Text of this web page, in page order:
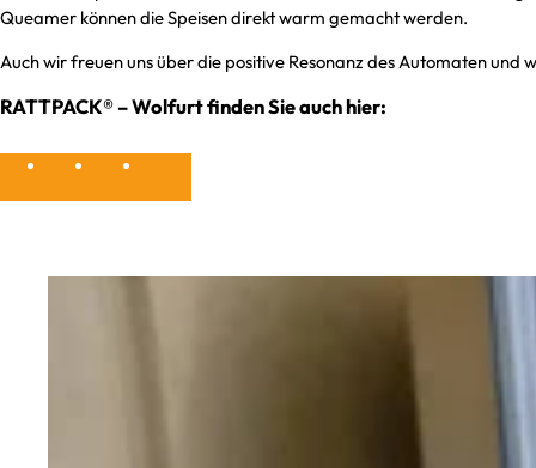
Queamer können die Speisen direkt warm gemacht werden.
Auch wir freuen uns über die positive Resonanz des Automaten
RATTPACK® – Wolfurt finden Sie auch hier: